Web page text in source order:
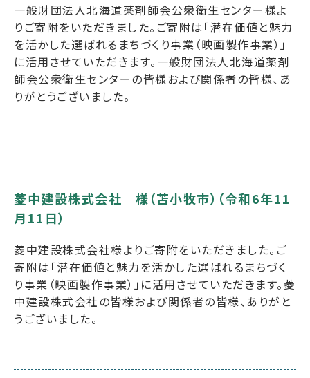
一般財団法人北海道薬剤師会公衆衛生センター様よ
りご寄附をいただきました。ご寄附は「潜在価値と魅力
を活かした選ばれるまちづくり事業（映画製作事業）」
に活用させていただきます。一般財団法人北海道薬剤
師会公衆衛生センターの皆様および関係者の皆様、あ
りがとうございました。
菱中建設株式会社 様（苫小牧市）（令和6年11
月11日）
菱中建設株式会社様よりご寄附をいただきました。ご
寄附は「潜在価値と魅力を活かした選ばれるまちづく
り事業（映画製作事業）」に活用させていただきます。菱
中建設株式会社の皆様および関係者の皆様、ありがと
うございました。